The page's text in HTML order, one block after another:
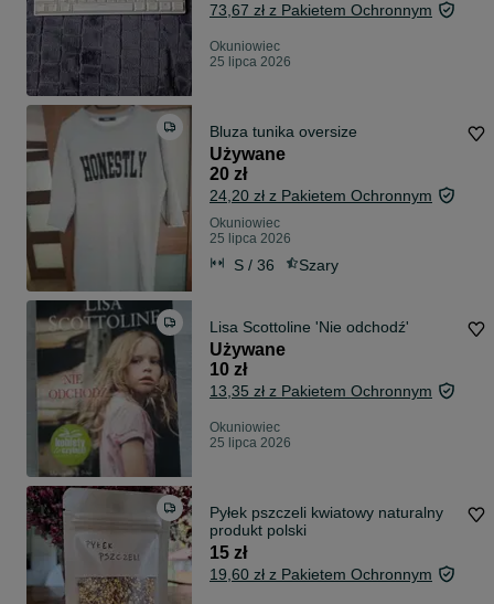
73,67 zł z Pakietem Ochronnym
Okuniowiec
25 lipca 2026
Bluza tunika oversize
Używane
20 zł
24,20 zł z Pakietem Ochronnym
Okuniowiec
25 lipca 2026
S / 36 Szary
Lisa Scottoline 'Nie odchodź'
Używane
10 zł
13,35 zł z Pakietem Ochronnym
Okuniowiec
25 lipca 2026
Pyłek pszczeli kwiatowy naturalny
produkt polski
15 zł
19,60 zł z Pakietem Ochronnym